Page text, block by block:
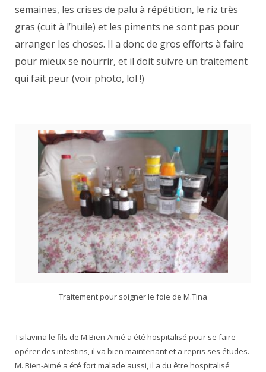
semaines, les crises de palu à répétition, le riz très
gras (cuit à l’huile) et les piments ne sont pas pour
arranger les choses. Il a donc de gros efforts à faire
pour mieux se nourrir, et il doit suivre un traitement
qui fait peur (voir photo, lol !)
Traitement pour soigner le foie de M.Tina
Tsilavina le fils de M.Bien-Aimé a été hospitalisé pour se faire
opérer des intestins, il va bien maintenant et a repris ses études.
M. Bien-Aimé a été fort malade aussi, il a du être hospitalisé